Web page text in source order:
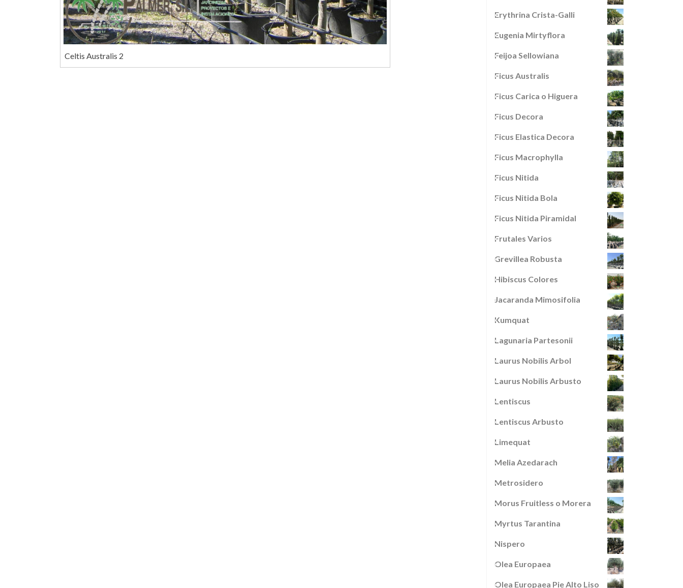
Celtis Australis 2
Erythrina Crista-Galli
Eugenia Mirtyflora
Feijoa Sellowiana
Ficus Australis
Ficus Carica o Higuera
Ficus Decora
Ficus Elastica Decora
Ficus Macrophylla
Ficus Nitida
Ficus Nitida Bola
Ficus Nitida Piramidal
Frutales Varios
Grevillea Robusta
Hibiscus Colores
Jacaranda Mimosifolia
Kumquat
Lagunaria Partesonii
Laurus Nobilis Arbol
Laurus Nobilis Arbusto
Lentiscus
Lentiscus Arbusto
Limequat
Melia Azedarach
Metrosidero
Morus Fruitless o Morera
Myrtus Tarantina
Nispero
Olea Europaea
Olea Europaea Pie Alto Liso